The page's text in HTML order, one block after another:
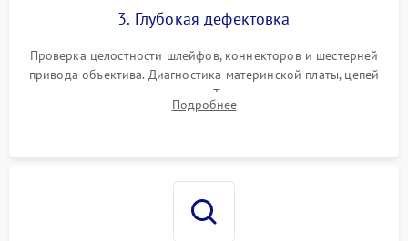
3. Глубокая дефектовка
Проверка целостности шлейфов, коннекторов и шестерней
привода объектива. Диагностика материнской платы, цепей
питания и картоприемника. Тестирование механизма
затвора и блока внутрикамерной стабилизации.
Подробнее